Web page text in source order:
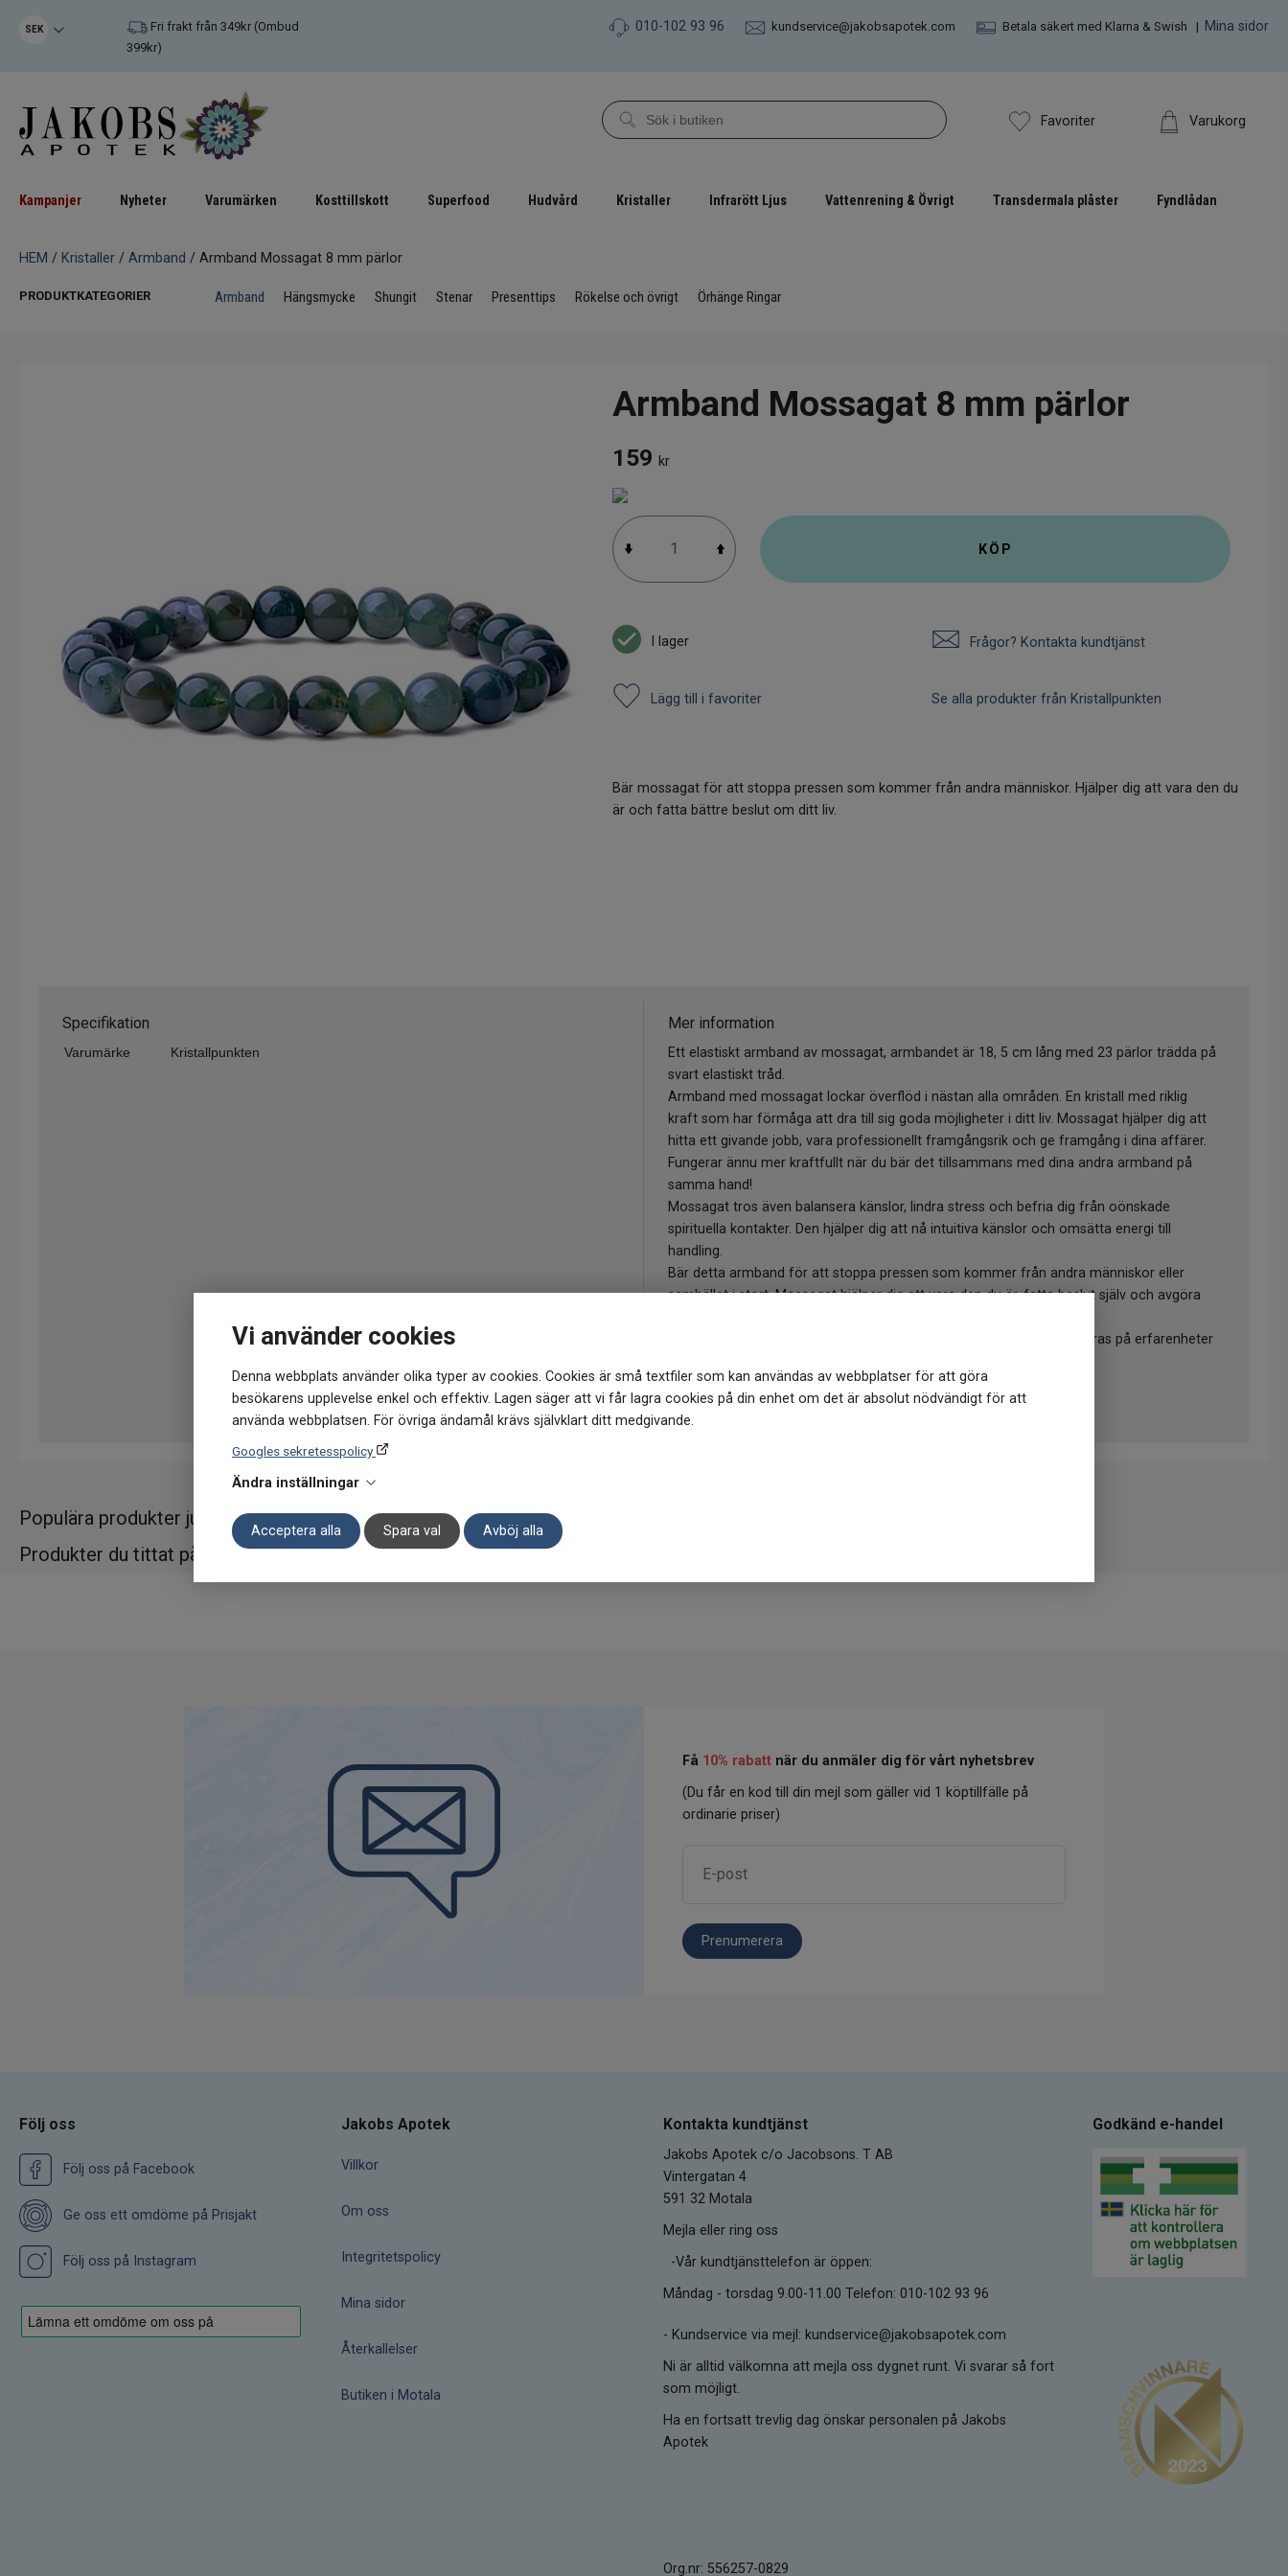
Vi använder cookies
Denna webbplats använder olika typer av cookies. Cookies är små textfiler som kan användas av webbplatser för att göra
besökarens upplevelse enkel och effektiv. Lagen säger att vi får lagra cookies på din enhet om det är absolut nödvändigt för att
använda webbplatsen. För övriga ändamål krävs självklart ditt medgivande.
Googles sekretesspolicy
Ändra inställningar
Acceptera alla Spara val Avböj alla
SEK
Fri frakt från 349kr (Ombud
399kr)
010-102 93 96 kundservice@jakobsapotek.com Betala säkert med Klarna & Swish | Mina sidor
Favoriter Varukorg
Kampanjer Nyheter Varumärken Kosttillskott Superfood Hudvård Kristaller Infrarött Ljus Vattenrening & Övrigt Transdermala plåster Fyndlådan
HEM / Kristaller / Armband / Armband Mossagat 8 mm pärlor
PRODUKTKATEGORIER Armband Hängsmycke Shungit Stenar Presenttips Rökelse och övrigt Örhänge Ringar
Armband Mossagat 8 mm pärlor
159kr
KÖP
I lager Frågor? Kontakta kundtjänst
Lägg till i favoriter Se alla produkter från Kristallpunkten
Bär mossagat för att stoppa pressen som kommer från andra människor. Hjälper dig att vara den du
är och fatta bättre beslut om ditt liv.
Specifikation
Varumärke Kristallpunkten
Mer information
Ett elastiskt armband av mossagat, armbandet är 18, 5 cm lång med 23 pärlor trädda på
svart elastiskt tråd.
Armband med mossagat lockar överflöd i nästan alla områden. En kristall med riklig
kraft som har förmåga att dra till sig goda möjligheter i ditt liv. Mossagat hjälper dig att
hitta ett givande jobb, vara professionellt framgångsrik och ge framgång i dina affärer.
Fungerar ännu mer kraftfullt när du bär det tillsammans med dina andra armband på
samma hand!
Mossagat tros även balansera känslor, lindra stress och befria dig från oönskade
spirituella kontakter. Den hjälper dig att nå intuitiva känslor och omsätta energi till
handling.
Bär detta armband för att stoppa pressen som kommer från andra människor eller
samhället i stort. Mossagat hjälper dig att vara den du är, fatta beslut själv och avgöra
* Ovannämnda information har inte erkänts vetenskapligt, utan baseras på erfarenheter
Obs. Varje kristall kan variera något i storlek, form och färgsättning.
Populära produkter just nu
Produkter du tittat på
Få 10% rabatt när du anmäler dig för vårt nyhetsbrev
(Du får en kod till din mejl som gäller vid 1 köptillfälle på
ordinarie priser)
Prenumerera
Följ oss
Följ oss på Facebook
Ge oss ett omdöme på Prisjakt
Följ oss på Instagram
Jakobs Apotek
Villkor
Om oss
Integritetspolicy
Mina sidor
Återkallelser
Butiken i Motala
Kontakta kundtjänst
Jakobs Apotek c/o Jacobsons. T AB
Vintergatan 4
591 32 Motala
Mejla eller ring oss
-Vår kundtjänsttelefon är öppen:
Måndag - torsdag 9.00-11.00 Telefon: 010-102 93 96
- Kundservice via mejl: kundservice@jakobsapotek.com
Ni är alltid välkomna att mejla oss dygnet runt. Vi svarar så fort
som möjligt.
Ha en fortsatt trevlig dag önskar personalen på Jakobs
Apotek
Org.nr: 556257-0829
Godkänd e-handel